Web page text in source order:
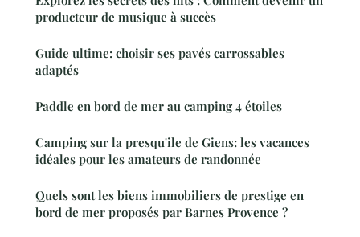
producteur de musique à succès
Guide ultime: choisir ses pavés carrossables
adaptés
Paddle en bord de mer au camping 4 étoiles
Camping sur la presqu'ile de Giens: les vacances
idéales pour les amateurs de randonnée
Quels sont les biens immobiliers de prestige en
bord de mer proposés par Barnes Provence ?